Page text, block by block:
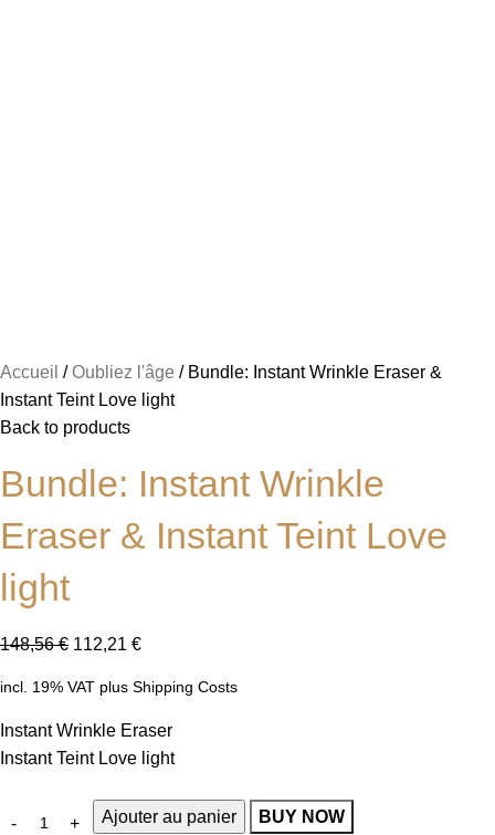
Accueil Oubliez l'âge
Bundle: Instant Wrinkle Eraser &
Instant Teint Love light
Back to products
Bundle: Instant Wrinkle
Eraser & Instant Teint Love
light
148,56€ 112,21 €
incl. 19% VAT plus Shipping Costs
Instant Wrinkle Eraser
Instant Teint Love light
Ajouter au panier BUY NOW